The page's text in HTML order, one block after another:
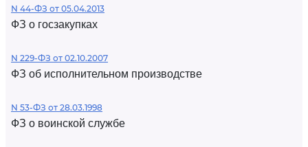
N 44-ФЗ от 05.04.2013
ФЗ о госзакупках
N 229-ФЗ от 02.10.2007
ФЗ об исполнительном производстве
N 53-ФЗ от 28.03.1998
ФЗ о воинской службе